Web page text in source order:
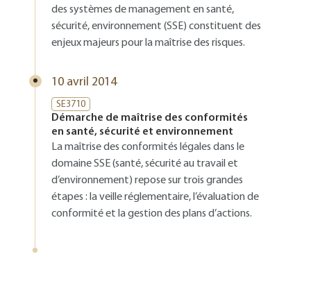
des systèmes de management en santé,
sécurité, environnement (SSE) constituent des
enjeux majeurs pour la maîtrise des risques.
10 avril 2014
SE3710
Démarche de maîtrise des conformités
en santé, sécurité et environnement
La maîtrise des conformités légales dans le
domaine SSE (santé, sécurité au travail et
d’environnement) repose sur trois grandes
étapes : la veille réglementaire, l’évaluation de
conformité et la gestion des plans d’actions.